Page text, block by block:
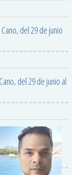
del 29 de junio
del 29 de junio al